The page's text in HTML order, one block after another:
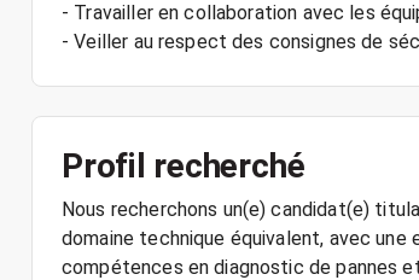
- Travailler en collaboration avec les
Profil recherché
Nous recherchons un(e) candidat(e)
domaine technique équivalent, avec une
compétences en diagnostic de pannes